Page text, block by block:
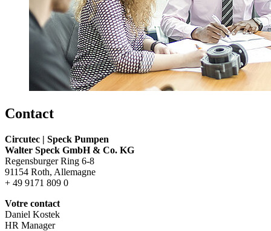
Contact
Circutec | Speck Pumpen
Walter Speck GmbH & Co. KG
Regensburger Ring 6-8
91154 Roth, Allemagne
+ 49 9171 809 0
Votre contact
Daniel Kostek
HR Manager